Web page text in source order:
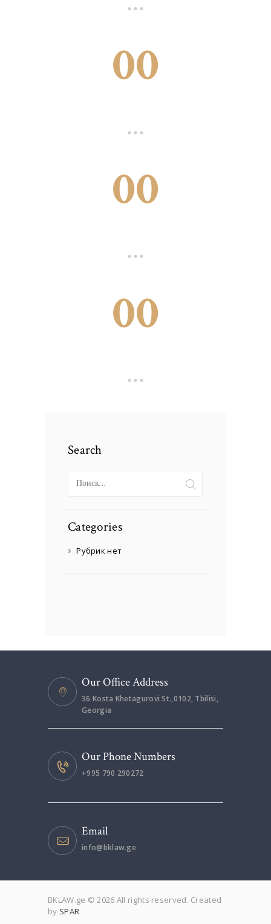
00
00
00
Search
Categories
Рубрик нет
Our Office Address
36 Kosta Khetagurovi St.,0102, Tbilisi,
Georgia
Our Phone Numbers
+995 790 290272
Email
info@bklaw.ge
BKLAW.ge © 2026 All rights reserved. Created
by SPAR